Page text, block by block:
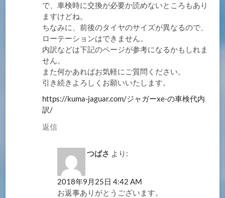
で、車検時に交換が必要か読めないところもあり
ますけどね。
ちなみに、前後のタイヤのサイズが異なるので、
ローテーションはできません。
内訳などは下記のページが参考になるかもしれま
せん。
また何かあればお気軽にご質問ください。
引き続きよろしくお願いいたします。
https://kuma-jaguar.com/ジャガーxe-の車検代内
訳/
返信
つばさ より:
2018年9月25日 4:42 AM
お返事ありがとうございます。